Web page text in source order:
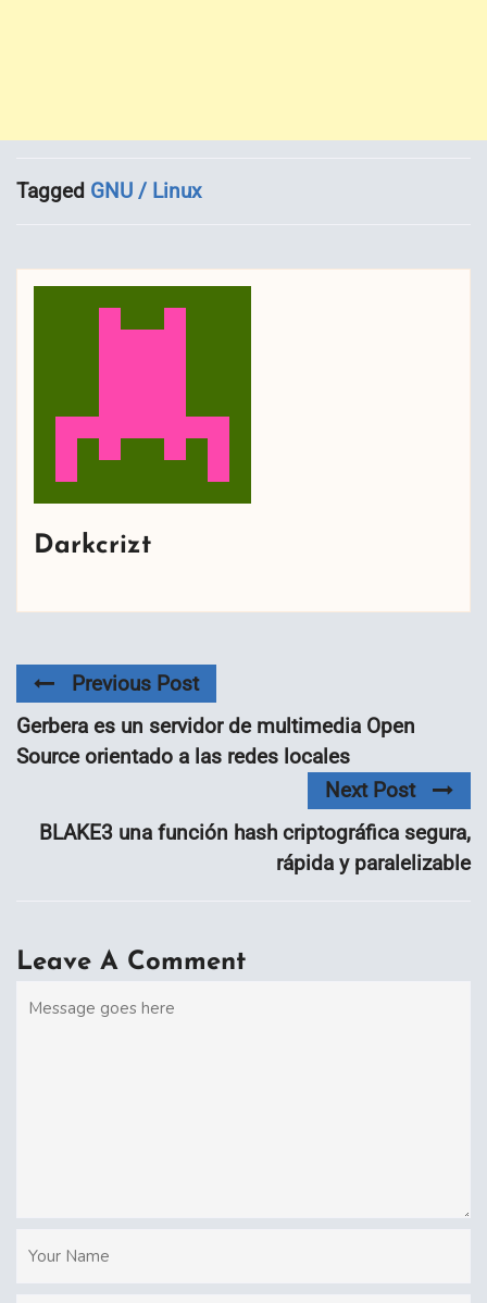
Tagged GNU / Linux
Darkcrizt
Previous Post
Gerbera es un servidor de multimedia Open
Source orientado a las redes locales
Next Post
BLAKE3 una función hash criptográfica segura,
rápida y paralelizable
Leave A Comment